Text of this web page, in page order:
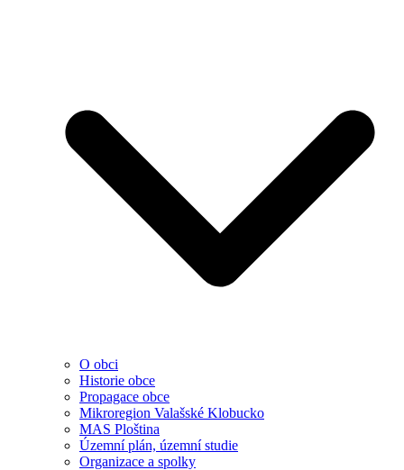
O obci
Historie obce
Propagace obce
Mikroregion Valašské Klobucko
MAS Ploština
Územní plán, územní studie
Organizace a spolky